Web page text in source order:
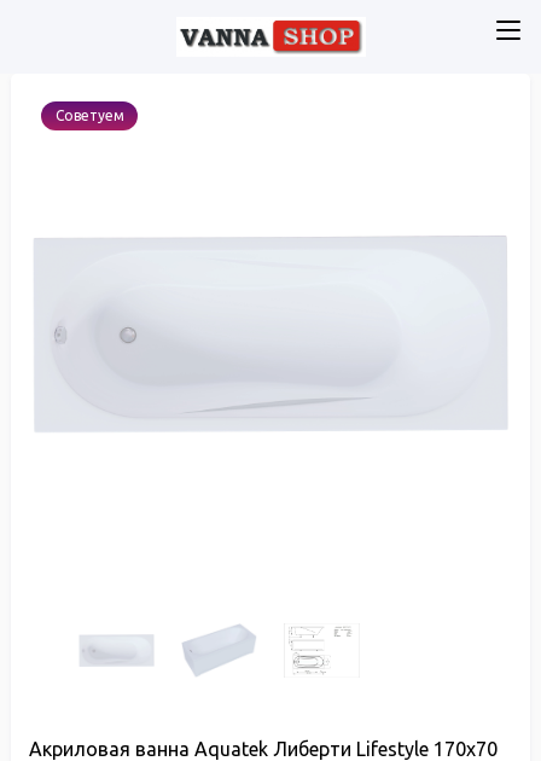
Советуем
Акриловая ванна Aquatek Либерти Lifestyle 170х70